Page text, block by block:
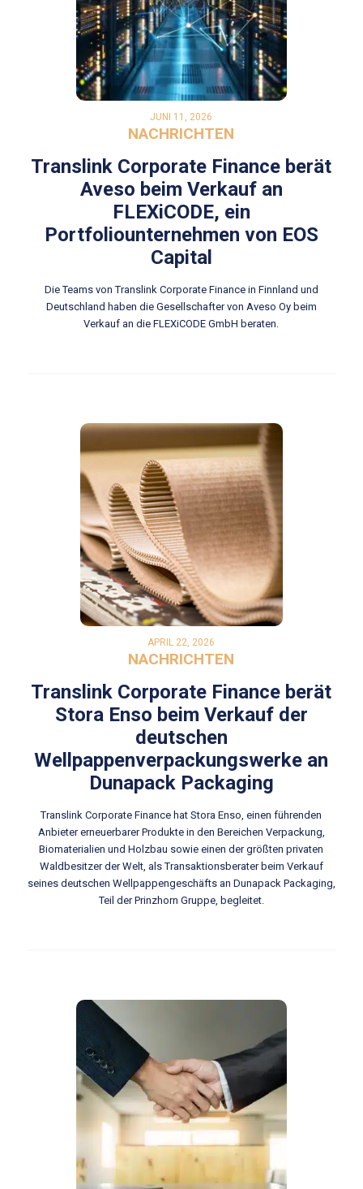
JUNI 11, 2026
NACHRICHTEN
Translink Corporate Finance berät
Aveso beim Verkauf an
FLEXiCODE, ein
Portfoliounternehmen von EOS
Capital
Die Teams von Translink Corporate Finance in Finnland und
Deutschland haben die Gesellschafter von Aveso Oy beim
Verkauf an die FLEXiCODE GmbH beraten.
APRIL 22, 2026
NACHRICHTEN
Translink Corporate Finance berät
Stora Enso beim Verkauf der
deutschen
Wellpappenverpackungswerke an
Dunapack Packaging
Translink Corporate Finance hat Stora Enso, einen führenden
Anbieter erneuerbarer Produkte in den Bereichen Verpackung,
Biomaterialien und Holzbau sowie einen der größten privaten
Waldbesitzer der Welt, als Transaktionsberater beim Verkauf
seines deutschen Wellpappengeschäfts an Dunapack Packaging,
Teil der Prinzhorn Gruppe, begleitet.